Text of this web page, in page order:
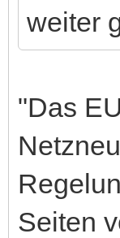
weiter
"Das
Seiten